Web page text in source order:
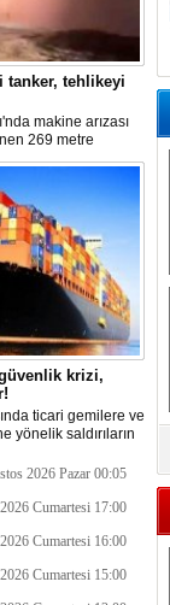
tanker, tehlikeyi
makine arızası
269 metre
1' isimli tanker,
Şevketiye Demir
kurtarıldı.
krizi,
ticari gemilere ve
yönelik saldırıların
artışıyla birlikte
savaş sigortası
geçen
2026 Pazar 00:05
Cumartesi 17:00
Cumartesi 16:00
Cumartesi 15:00